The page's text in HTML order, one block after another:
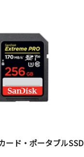
ード・ポータブルSSD